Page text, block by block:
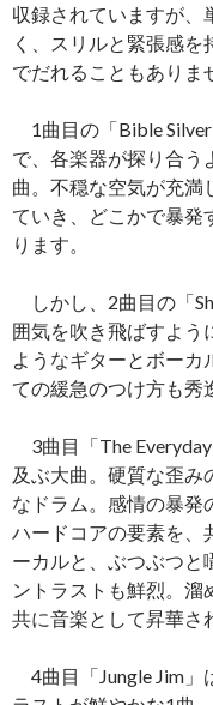
収録されていますが、
く、スリルと緊張感
でだれることもありま
1曲目の「Bible
で、各楽器が探り合う
曲。不穏な空気が充満
ていき、どこかで暴発
ります。
しかし、2曲目の「
囲気を吹き飛ばすよう
ようなギターとボーカ
ての緩急のつけ方も秀
3曲目「The
及ぶ大曲。硬質な歪
なドラム。感情の暴発
ハードコアの要素を、
ーカルと、ぶつぶつと
ントラストも鮮烈。溜
共に音楽として昇華さ
4曲目「Jungle Jim」